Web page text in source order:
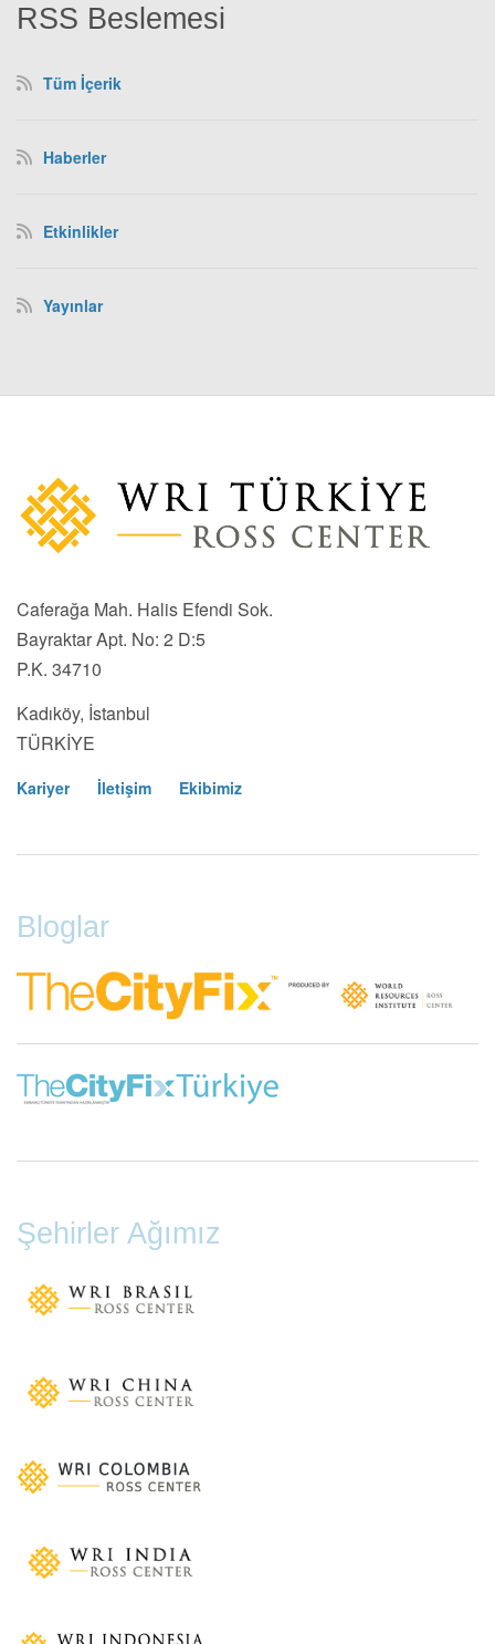
RSS Beslemesi
Tüm İçerik
Haberler
Etkinlikler
Yayınlar
Bloglar
Şehirler Ağımız
Caferağa Mah. Halis Efendi Sok.
Bayraktar Apt. No: 2 D:5
P.K. 34710
Kadıköy, İstanbul
TÜRKİYE
Kariyer İletişim Ekibimiz